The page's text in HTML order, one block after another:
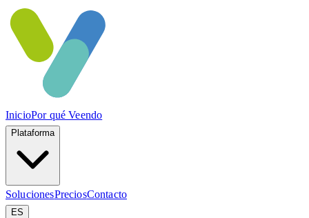
InicioPor qué Veendo
Plataforma
SolucionesPreciosContacto
ES